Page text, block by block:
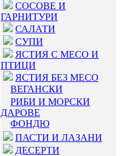
СОСОВЕ И
ГАРНИТУРИ
САЛАТИ
СУПИ
ЯСТИЯ С МЕСО И
ПТИЦИ
ЯСТИЯ БЕЗ МЕСО
ВЕГАНСКИ
РИБИ И МОРСКИ
ДАРОВЕ
ФОНДЮ
ПАСТИ И ЛАЗАНИ
ДЕСЕРТИ